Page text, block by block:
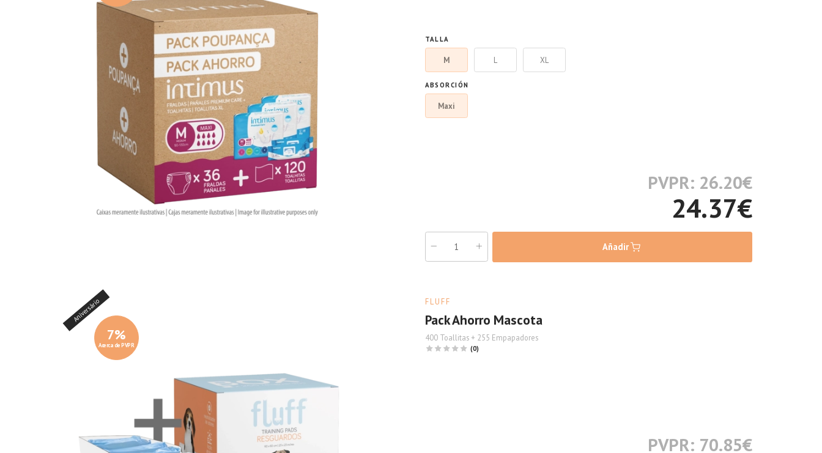
TALLA
M L XL
ABSORCIÓN
Maxi
PVPR: 26.20€
24.37€
Añadir
7%
Acerca de PVPR
Aniversário FLUFF
Pack Ahorro Mascota
400 Toallitas + 255 Empapadores
(0)
PVPR: 70.85€